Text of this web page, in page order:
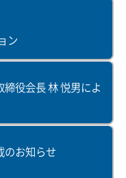
ン
締役会長 林 悦男によ
のお知らせ